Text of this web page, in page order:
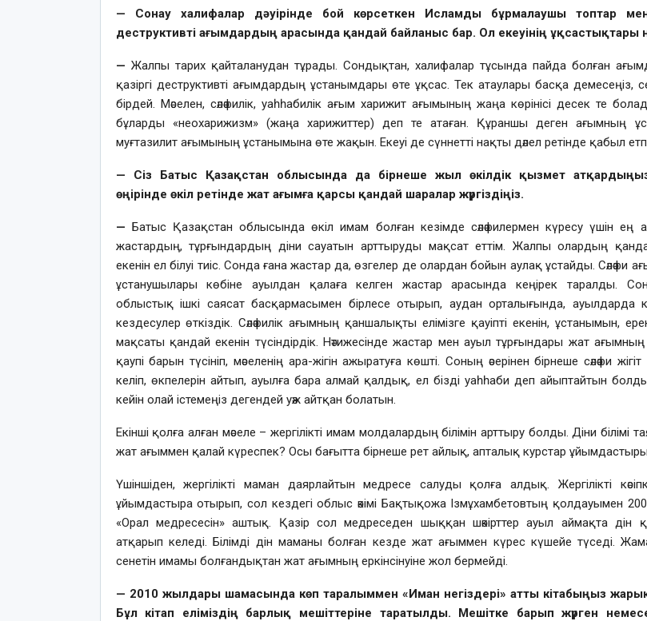
— Сонау халифалар дәуірінде бой көрсеткен Исламды бұрмалаушы топтар мен
деструктивті ағымдардың арасында қандай байланыс бар. Ол екеуінің ұқсастықтары
— Жалпы тарих қайталанудан тұрады. Сондықтан, халифалар тұсында пайда болған
қазіргі деструктивті ағымдардың ұстанымдары өте ұқсас. Тек атаулары басқа демесеңіз,
бірдей. Мәселен, сәләфилік, уаһһабилік ағым харижит ағымының жаңа көрінісі десек те
бұларды «неохарижизм» (жаңа харижиттер) деп те атаған. Құраншы деген ағымның
муғтазилит ағымының ұстанымына өте жақын. Екеуі де сүннетті нақты дәлел ретінде қабыл
— Сіз Батыс Қазақстан облысында да бірнеше жыл өкілдік қызмет
өңірінде өкіл ретінде жат ағымға қарсы қандай шаралар жүргіздіңіз.
— Батыс Қазақстан облысында өкіл имам болған кезімде сәләфилермен күресу үшін ең
жастардың, тұрғындардың діни сауатын арттыруды мақсат еттім. Жалпы олардың
екенін ел білуі тиіс. Сонда ғана жастар да, өзгелер де олардан бойын аулақ ұстайды. Сәләфи
ұстанушылары көбіне ауылдан қалаға келген жастар арасында кеңірек таралды.
облыстық ішкі саясат басқармасымен бірлесе отырып, аудан орталығында, ауылдарда
кездесулер өткіздік. Сәләфилік ағымның қаншалықты елімізге қауіпті екенін, ұстанымын,
мақсаты қандай екенін түсіндірдік. Нәтижесінде жастар мен ауыл тұрғындары жат
қаупі барын түсініп, мәселенің ара-жігін ажыратуға көшті. Соның әсерінен бірнеше сәләфи
келіп, өкпелерін айтып, ауылға бара алмай қалдық, ел бізді уаһһаби деп айыптайтын
кейін олай істемеңіз дегендей уәж айтқан болатын.
Екінші қолға алған мәселе – жергілікті имам молдалардың білімін арттыру болды. Діни білімі
жат ағыммен қалай күреспек? Осы бағытта бірнеше рет айлық, апталық курстар
Үшіншіден, жергілікті маман даярлайтын медресе салуды қолға алдық. Жергілікті
ұйымдастыра отырып, сол кездегі облыс әкімі Бақтықожа Ізмұхамбетовтың қолдауымен
«Орал медресесін» аштық. Қазір сол медреседен шыққан шәкірттер ауыл аймақта дін
атқарып келеді. Білімді дін маманы болған кезде жат ағыммен күрес күшейе түседі.
сенетін имамы болғандықтан жат ағымның еркінсінуіне жол бермейді.
— 2010 жылдары шамасында көп таралыммен «Иман негіздері» атты кітабыңыз
Бұл кітап еліміздің барлық мешіттеріне таратылды. Мешітке барып жүрген